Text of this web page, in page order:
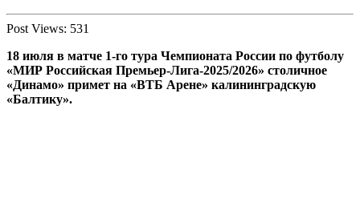
Post Views: 531
18 июля в матче 1-го тура Чемпионата России по футболу
«МИР Российская Премьер-Лига-2025/2026» столичное
«Динамо» примет на «ВТБ Арене» калининградскую
«Балтику».